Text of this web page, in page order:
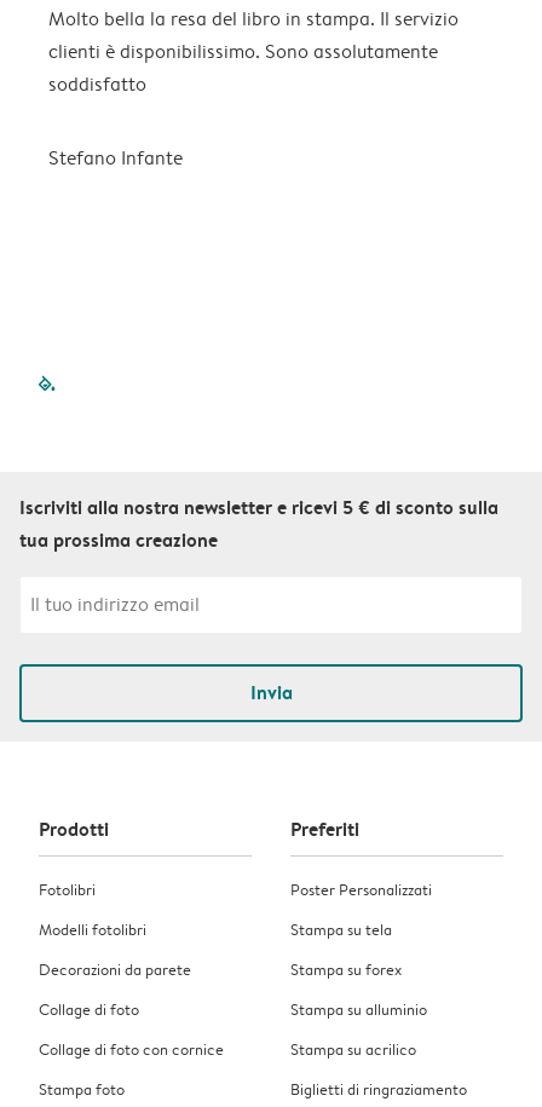
Molto bella la resa del libro in stampa. Il servizio
clienti è disponibilissimo. Sono assolutamente
soddisfatto
Stefano Infante
filled-pagination
Iscriviti alla nostra newsletter e ricevi 5 € di sconto sulla
tua prossima creazione
Invia
Prodotti
Fotolibri
Modelli fotolibri
Decorazioni da parete
Collage di foto
Collage di foto con cornice
Stampa foto
Preferiti
Poster Personalizzati
Stampa su tela
Stampa su forex
Stampa su alluminio
Stampa su acrilico
Biglietti di ringraziamento